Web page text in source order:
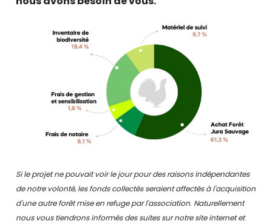
Si le projet ne pouvait voir le jour pour des raisons indépendantes
de notre volonté, les fonds collectés seraient affectés à l'acquisition
d'une autre forêt mise en refuge par l'association. Naturellement
nous vous tiendrons informés des suites sur notre site internet et